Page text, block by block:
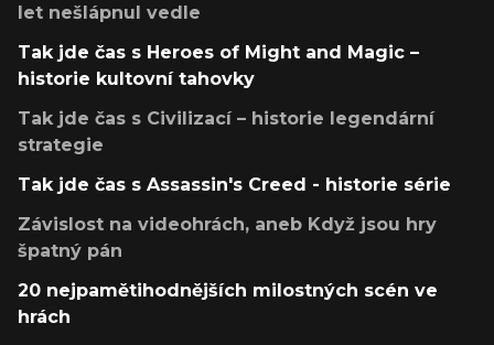
let nešlápnul vedle
Tak jde čas s Heroes of Might and Magic –
historie kultovní tahovky
Tak jde čas s Civilizací – historie legendární
strategie
Tak jde čas s Assassin's Creed - historie série
Závislost na videohrách, aneb Když jsou hry
špatný pán
20 nejpamětihodnějších milostných scén ve
hrách